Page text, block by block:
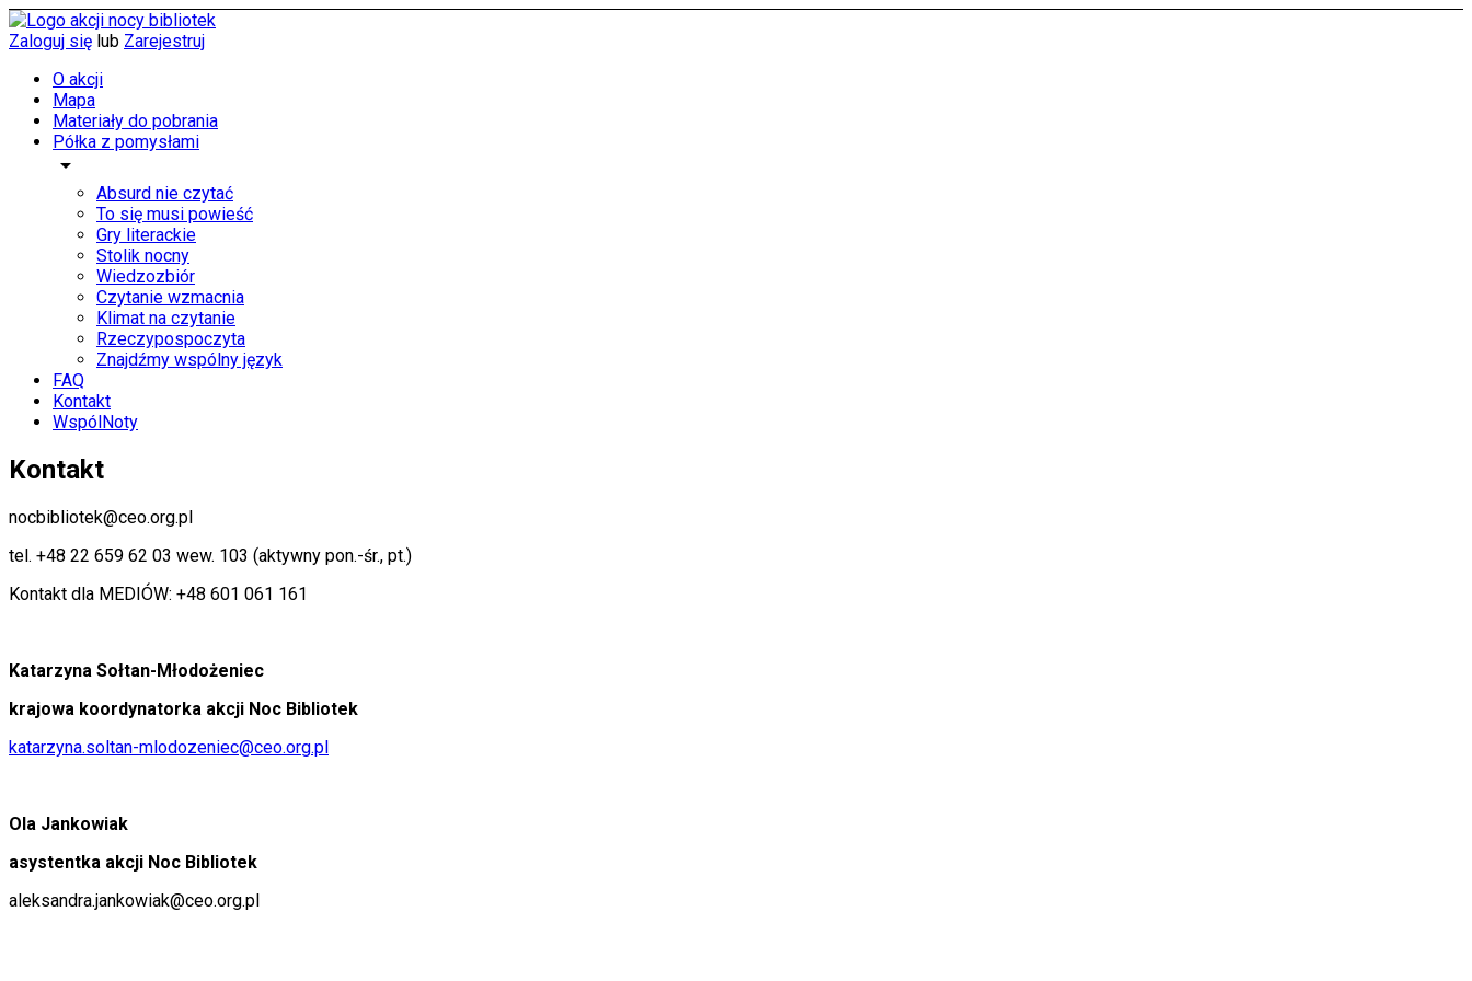
Zaloguj się lub Zarejestruj
O akcji
Mapa
Materiały do pobrania
Półka z pomysłami
arrow_drop_down
Absurd nie czytać
To się musi powieść
Gry literackie
Stolik nocny
Wiedzozbiór
Czytanie wzmacnia
Klimat na czytanie
Rzeczypospoczyta
Znajdźmy wspólny język
FAQ
Kontakt
WspólNoty
Kontakt
nocbibliotek@ceo.org.pl
tel. +48 22 659 62 03 wew. 103 (aktywny pon.-śr., pt.)
Kontakt dla MEDIÓW: +48 601 061 161
Katarzyna Sołtan-Młodożeniec
krajowa koordynatorka akcji Noc Bibliotek
katarzyna.soltan-mlodozeniec@ceo.org.pl
Ola Jankowiak
asystentka akcji Noc Bibliotek
aleksandra.jankowiak@ceo.org.pl